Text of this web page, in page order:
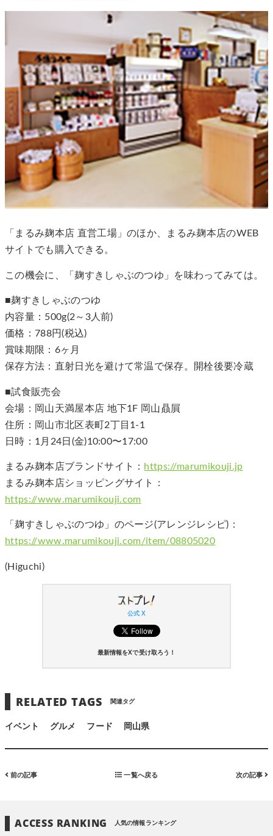
「まるみ麹本店 直営工場」のほか、まるみ麹本店のWEB
サイトでも購入できる。
この機会に、「麹すきしゃぶのつゆ」を味わってみては。
■麹すきしゃぶのつゆ
内容量：500g(2～3人前)
価格：788円(税込)
賞味期限：6ヶ月
保存方法：直射日光を避けて常温で保存。開栓後要冷蔵
■試食販売会
会場：岡山天満屋本店 地下1F 岡山贔屓
住所：岡山市北区表町2丁目1-1
日時：1月24日(金)10:00〜17:00
まるみ麹本店ブランドサイト： https://marumikouji.jp
まるみ麹本店ショッピングサイト：
https://www.marumikouji.com
「麹すきしゃぶのつゆ」のページ(アレンジレシピ)：
https://www.marumikouji.com/item/08805020
(Higuchi)
公式 X
最新情報をXで受け取ろう！
RELATED TAGS 関連タグ
イベント グルメ フード 岡山県
前の記事 一覧へ戻る 次の記事
ACCESS RANKING 人気の情報ランキング